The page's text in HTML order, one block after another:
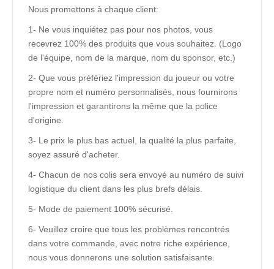
Nous promettons à chaque client:
1- Ne vous inquiétez pas pour nos photos, vous
recevrez 100% des produits que vous souhaitez. (Logo
de l'équipe, nom de la marque, nom du sponsor, etc.)
2- Que vous préfériez l'impression du joueur ou votre
propre nom et numéro personnalisés, nous fournirons
l'impression et garantirons la même que la police
d'origine.
3- Le prix le plus bas actuel, la qualité la plus parfaite,
soyez assuré d'acheter.
4- Chacun de nos colis sera envoyé au numéro de suivi
logistique du client dans les plus brefs délais.
5- Mode de paiement 100% sécurisé.
6- Veuillez croire que tous les problèmes rencontrés
dans votre commande, avec notre riche expérience,
nous vous donnerons une solution satisfaisante.